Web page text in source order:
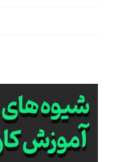
View
Larger
Image